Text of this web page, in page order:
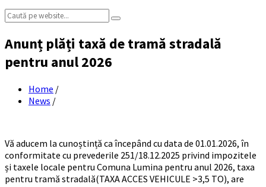
Search:
Anunț plăți taxă de tramă stradală
pentru anul 2026
Home /
News /
Vă aducem la cunoștință ca începând cu data de 01.01.2026, în
conformitate cu prevederile 251/18.12.2025 privind impozitele
și taxele locale pentru Comuna Lumina pentru anul 2026, taxa
pentru tramă stradală(TAXA ACCES VEHICULE >3,5 TO), are